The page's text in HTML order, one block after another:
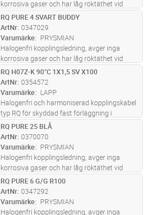
korrosiva gaser och har låg röktäthet vid
brand. För indragning i rör, ledningskanaler
och apparatskåp.
M Lägg i kundvagn
RQ PURE 4 SVART BUDDY
ArtNr 0347029
Varumärke
PRYSMIAN
Halogenfri kopplingsledning, avger inga
korrosiva gaser och har låg röktäthet vid
brand. För indragning i rör, ledningskanaler
och apparatskåp.
M Lägg i kundvagn
RQ H07Z-K 90°C 1X1,5 SV X100
ArtNr 0354572
Varumärke
LAPP
Halogenfri och harmoniserad kopplingskabel
typ RQ för skyddad fast förläggning i
apparatskåp, elcentraler, paneler och
armaturer. Märkspännning 450/750 V och
med en maximal drifttemperatur på +90°C.
...läs mer
M Lägg i kundvagn
RQ PURE 25 BLÅ
ArtNr 0370070
Varumärke
PRYSMIAN
Halogenfri kopplingsledning, avger inga
korrosiva gaser och har låg röktäthet vid
brand. För indragning i rör, ledningskanaler
och apparatskåp.
M Lägg i kundvagn
RQ PURE 6 G/G R100
ArtNr 0347292
Varumärke
PRYSMIAN
Halogenfri kopplingsledning, avger inga